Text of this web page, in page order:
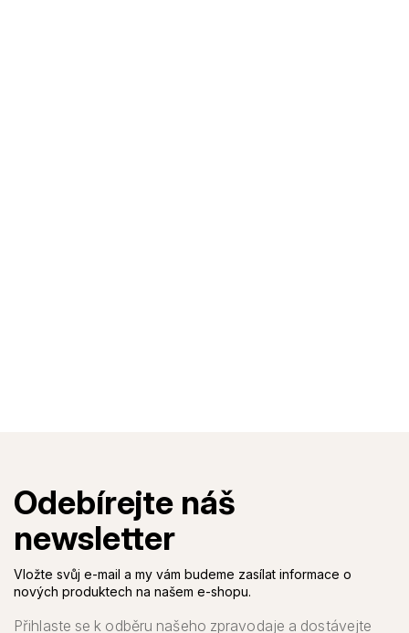
Vložte svůj e-mail a my vám budeme zasílat informace o
nových produktech na našem e-shopu.